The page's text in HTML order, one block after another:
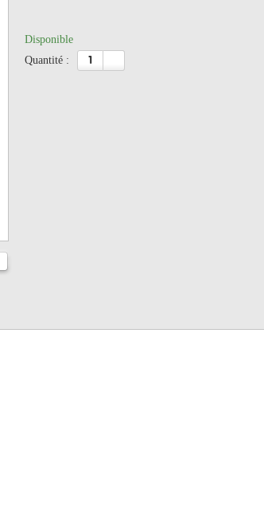
Disponible
quantité :